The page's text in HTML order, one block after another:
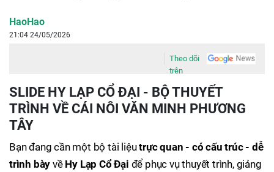
HaoHao
21:04 24/05/2026
Theo dõi
trên
SLIDE HY LẠP CỔ ĐẠI - BỘ THUYẾT
TRÌNH VỀ CÁI NÔI VĂN MINH PHƯƠNG
TÂY
Bạn đang cần một bộ tài liệutrực quan - có cấu trúc - dễ
trình bày về Hy Lạp Cổ Đại để phục vụ thuyết trình, giảng